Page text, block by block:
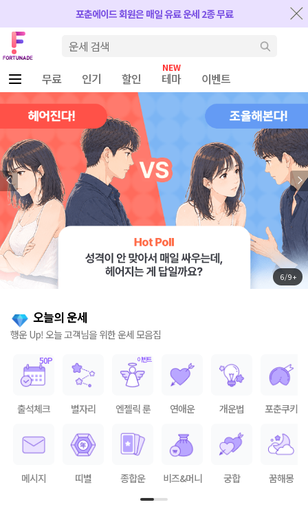
반복내용 건너뛰기
포춘에이드 회원은 매일 유료 운세 2종 무료
무료 인기 할인 테마 이벤트
6 / 9 +
오늘의 운세
행운 Up! 오늘 고객님을 위한 운세 모음집
출석체크
메시지
별자리
띠별
엔젤릭 룬
종합운
연애운
비즈&머니
개운법
궁합
포춘쿠키
꿈해몽